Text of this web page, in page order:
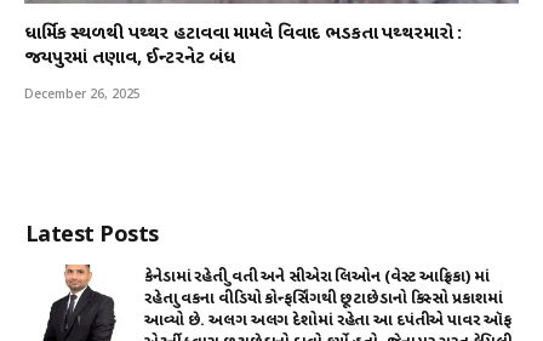
ધાર્મિક સ્થળથી પથ્થર હટાવવા મામલે વિવાદ ભડકતા પથ્થરમારો :
જયપુરમાં તણાવ, ઈન્ટરનેટ બંધ
December 26, 2025
Latest Posts
કેનેડામાં રહેતી યુવતી અને સીએરા લિઓન (વેસ્ટ આફ્રિકા) માં
રહેતા યુવકના વીડિયો કોન્ફર્સિંગથી છૂટાછેડાનો કિસ્સો પ્રકાશમાં
આવ્યો છે. અલગ અલગ દેશોમાં રહેતા આ દપંતીએ પાવર ઑફ